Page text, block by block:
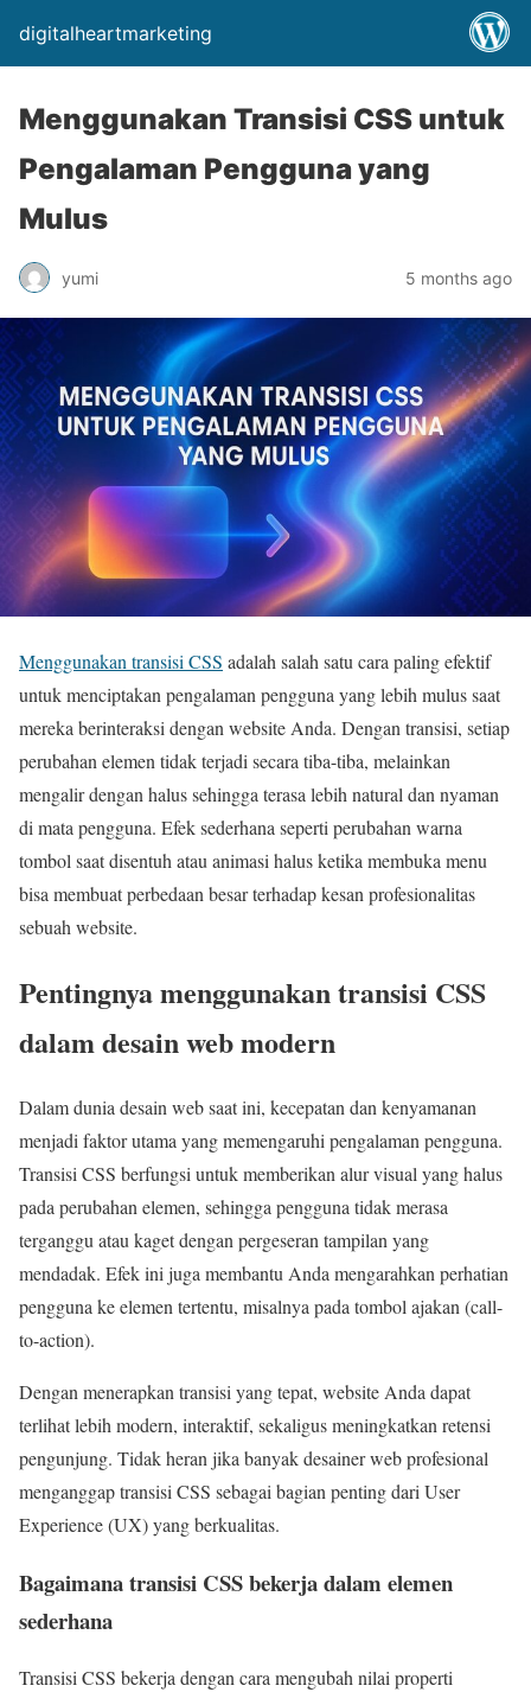
digitalheartmarketing
Menggunakan Transisi CSS untuk
Pengalaman Pengguna yang
Mulus
yumi 5 months ago
Menggunakan transisi CSS adalah salah satu cara paling efektif
untuk menciptakan pengalaman pengguna yang lebih mulus saat
mereka berinteraksi dengan website Anda. Dengan transisi, setiap
perubahan elemen tidak terjadi secara tiba-tiba, melainkan
mengalir dengan halus sehingga terasa lebih natural dan nyaman
di mata pengguna. Efek sederhana seperti perubahan warna
tombol saat disentuh atau animasi halus ketika membuka menu
bisa membuat perbedaan besar terhadap kesan profesionalitas
sebuah website.
Pentingnya menggunakan transisi CSS
dalam desain web modern
Dalam dunia desain web saat ini, kecepatan dan kenyamanan
menjadi faktor utama yang memengaruhi pengalaman pengguna.
Transisi CSS berfungsi untuk memberikan alur visual yang halus
pada perubahan elemen, sehingga pengguna tidak merasa
terganggu atau kaget dengan pergeseran tampilan yang
mendadak. Efek ini juga membantu Anda mengarahkan perhatian
pengguna ke elemen tertentu, misalnya pada tombol ajakan (call-
to-action).
Dengan menerapkan transisi yang tepat, website Anda dapat
terlihat lebih modern, interaktif, sekaligus meningkatkan retensi
pengunjung. Tidak heran jika banyak desainer web profesional
menganggap transisi CSS sebagai bagian penting dari User
Experience (UX) yang berkualitas.
Bagaimana transisi CSS bekerja dalam elemen
sederhana
Transisi CSS bekerja dengan cara mengubah nilai properti